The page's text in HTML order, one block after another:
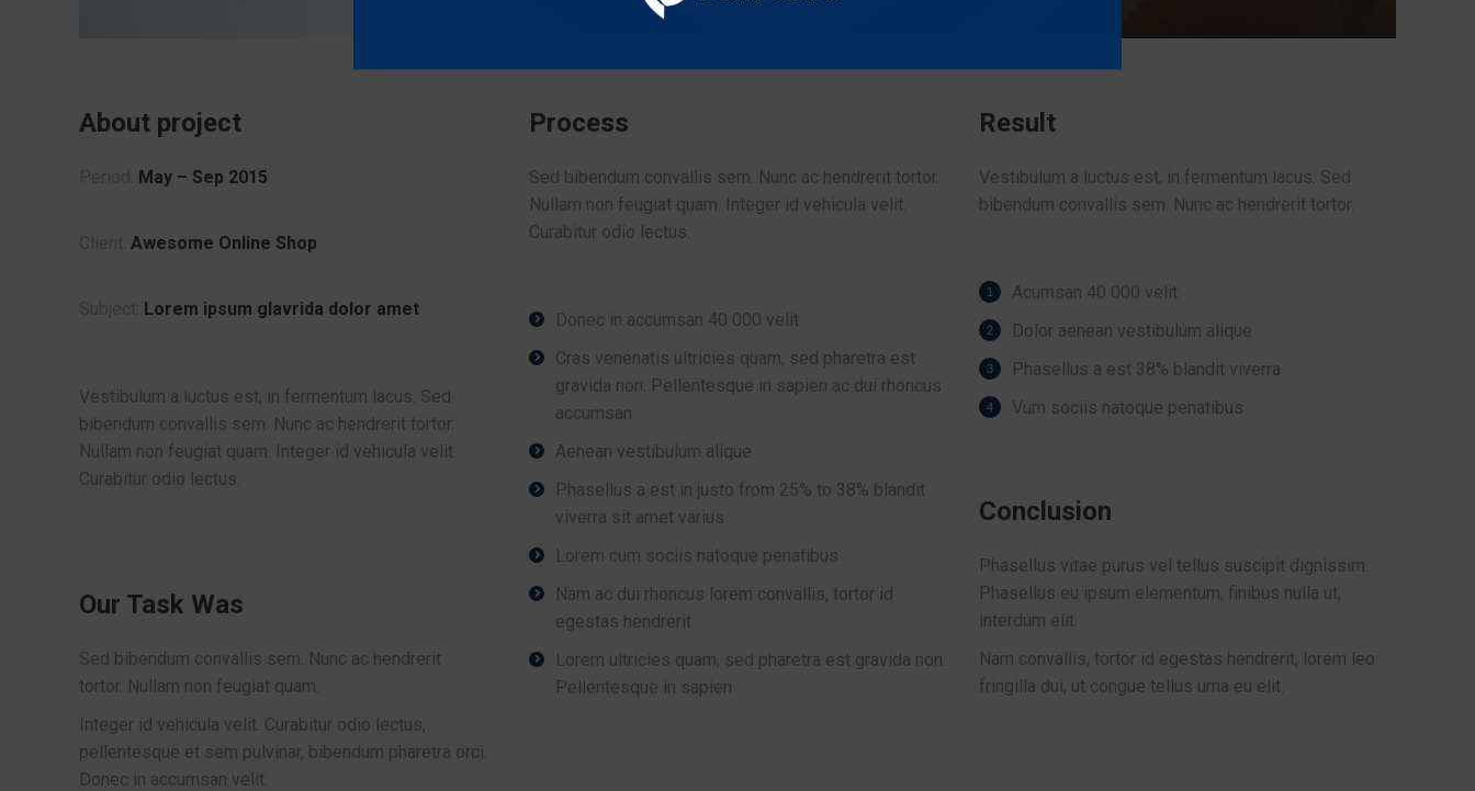
About project
May – Sep 2015
Awesome Online Shop
Lorem ipsum glavrida dolor amet
Vestibulum a luctus est, in fermentum lacus. Sed
bibendum convallis sem. Nunc ac hendrerit tortor.
Nullam non feugiat quam. Integer id vehicula velit.
Curabitur odio lectus.
Our Task Was
Sed bibendum convallis sem. Nunc ac hendrerit
tortor. Nullam non feugiat quam.
Integer id vehicula velit. Curabitur odio lectus,
pellentesque et sem pulvinar, bibendum pharetra orci.
Donec in accumsan velit.
Process
Sed bibendum convallis sem. Nunc ac hendrerit tortor.
Nullam non feugiat quam. Integer id vehicula velit.
Curabitur odio lectus.
Donec in accumsan 40 000 velit
Cras venenatis ultricies quam, sed pharetra est
gravida non. Pellentesque in sapien ac dui rhoncus
accumsan
Aenean vestibulum alique
Phasellus a est in justo from 25% to 38% blandit
viverra sit amet varius
Lorem cum sociis natoque penatibus
Nam ac dui rhoncus lorem convallis, tortor id
egestas hendrerit
Lorem ultricies quam, sed pharetra est gravida non.
Pellentesque in sapien
Result
Vestibulum a luctus est, in fermentum lacus. Sed
bibendum convallis sem. Nunc ac hendrerit tortor.
Acumsan 40 000 velit
Dolor aenean vestibulum alique
Phasellus a est 38% blandit viverra
Vum sociis natoque penatibus
Conclusion
Phasellus vitae purus vel tellus suscipit dignissim.
Phasellus eu ipsum elementum, finibus nulla ut,
interdum elit.
Nam convallis, tortor id egestas hendrerit, lorem leo
fringilla dui, ut congue tellus urna eu elit.